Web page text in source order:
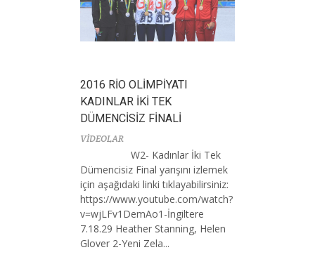
2016 RİO OLİMPİYATI
KADINLAR İKİ TEK
DÜMENCİSİZ FİNALİ
VİDEOLAR
W2- Kadınlar İki Tek
Dümencisiz Final yarışını izlemek
için aşağıdaki linki tıklayabilirsiniz:
https://www.youtube.com/watch?
v=wjLFv1DemAo1-İngiltere
7.18.29 Heather Stanning, Helen
Glover 2-Yeni Zela...